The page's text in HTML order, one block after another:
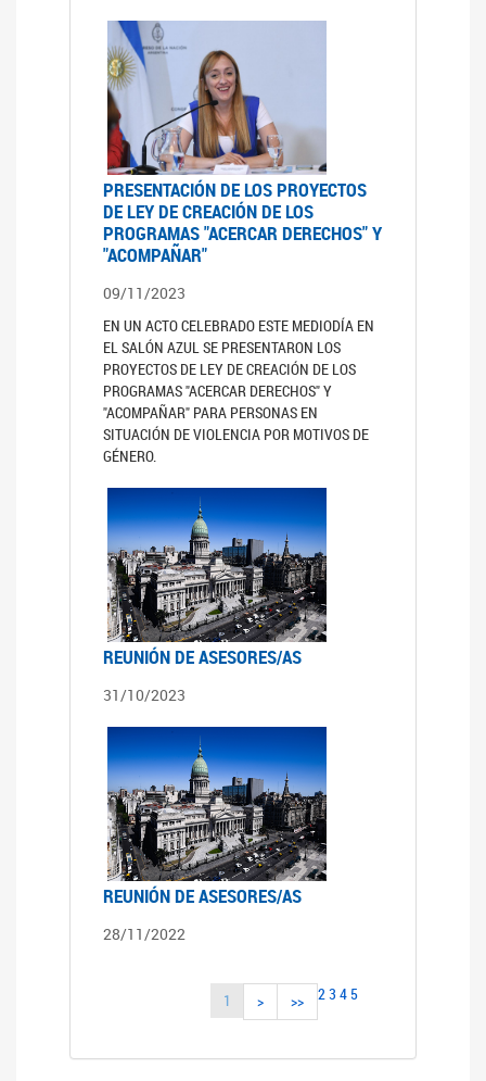
PRESENTACIÓN DE LOS PROYECTOS
DE LEY DE CREACIÓN DE LOS
PROGRAMAS "ACERCAR DERECHOS" Y
"ACOMPAÑAR"
09/11/2023
EN UN ACTO CELEBRADO ESTE MEDIODÍA EN
EL SALÓN AZUL SE PRESENTARON LOS
PROYECTOS DE LEY DE CREACIÓN DE LOS
PROGRAMAS "ACERCAR DERECHOS" Y
"ACOMPAÑAR" PARA PERSONAS EN
SITUACIÓN DE VIOLENCIA POR MOTIVOS DE
GÉNERO.
REUNIÓN DE ASESORES/AS
31/10/2023
REUNIÓN DE ASESORES/AS
28/11/2022
1 23 4 5
> >>